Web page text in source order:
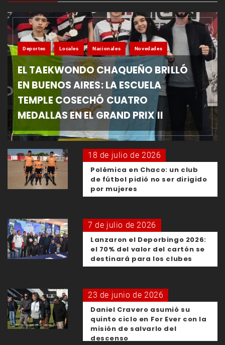
Deportes Locales Nacionales Novedades
EL TAEKWONDO CHAQUEÑO BRILLÓ
EN BUENOS AIRES: LA ESCUELA
TEMPLE COSECHÓ CUATRO
MEDALLAS EN EL GRAND PRIX II
18 de julio de 2026
Polémica en Chaco: un club
de fútbol pidió no ser dirigido
por mujeres
7 de julio de 2026
Lanzaron el Deporbingo 2026:
el 70% del valor del cartón se
destinará para los clubes
23 de junio de 2026
Daniel Cravero asumió su
quinto ciclo en For Ever con la
misión de salvarlo del
descenso